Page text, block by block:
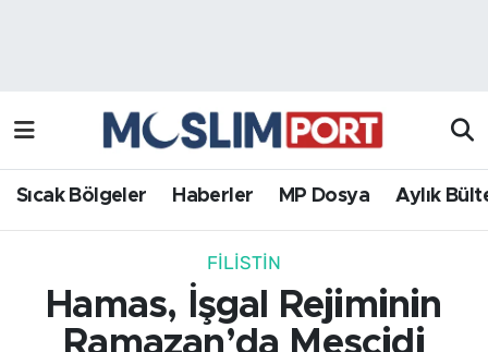
Sıcak Bölgeler Haberler MP Dosya Aylık
FILISTIN
Hamas, İşgal Rejiminin
Ramazan’da Mescidi
Haberler
MP Dosya
Röportaj Haber